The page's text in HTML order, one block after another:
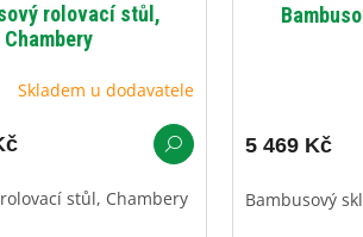
rolovací stůl,
Chambery
Skladem u dodavatele
stůl, Chambery
5 469 Kč
Bambusový